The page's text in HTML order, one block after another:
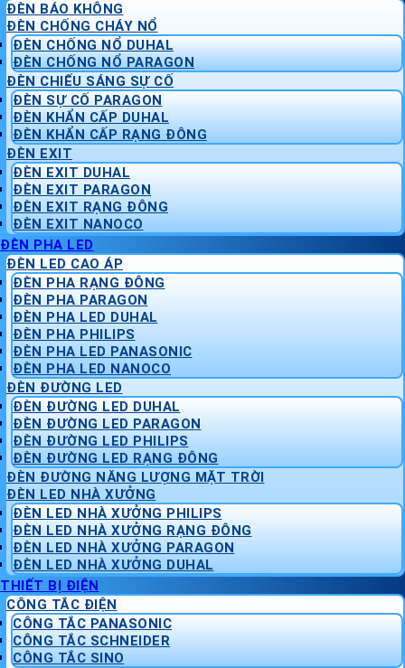
ĐÈN BÁO KHÔNG
ĐÈN CHỐNG CHÁY NỔ
ĐÈN CHỐNG NỔ DUHAL
ĐÈN CHỐNG NỔ PARAGON
ĐÈN CHIẾU SÁNG SỰ CỐ
ĐÈN SỰ CỐ PARAGON
ĐÈN KHẨN CẤP DUHAL
ĐÈN KHẨN CẤP RẠNG ĐÔNG
ĐÈN EXIT
ĐÈN EXIT DUHAL
ĐÈN EXIT PARAGON
ĐÈN EXIT RẠNG ĐÔNG
ĐÈN EXIT NANOCO
ĐÈN PHA LED
ĐÈN LED CAO ÁP
ĐÈN PHA RẠNG ĐÔNG
ĐÈN PHA PARAGON
ĐÈN PHA LED DUHAL
ĐÈN PHA PHILIPS
ĐÈN PHA LED PANASONIC
ĐÈN PHA LED NANOCO
ĐÈN ĐƯỜNG LED
ĐÈN ĐƯỜNG LED DUHAL
ĐÈN ĐƯỜNG LED PARAGON
ĐÈN ĐƯỜNG LED PHILIPS
ĐÈN ĐƯỜNG LED RẠNG ĐÔNG
ĐÈN ĐƯỜNG NĂNG LƯỢNG MẶT TRỜI
ĐÈN LED NHÀ XƯỞNG
ĐÈN LED NHÀ XƯỞNG PHILIPS
ĐÈN LED NHÀ XƯỞNG RẠNG ĐÔNG
ĐÈN LED NHÀ XƯỞNG PARAGON
ĐÈN LED NHÀ XƯỞNG DUHAL
THIẾT BỊ ĐIỆN
CÔNG TẮC ĐIỆN
CÔNG TẮC PANASONIC
CÔNG TẮC SCHNEIDER
CÔNG TẮC SINO